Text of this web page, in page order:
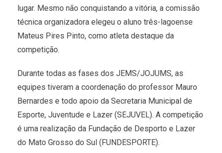
lugar. Mesmo não conquistando a vitória, a comissão
técnica organizadora elegeu o aluno três-lagoense
Mateus Pires Pinto, como atleta destaque da
competição.
Durante todas as fases dos JEMS/JOJUMS, as
equipes tiveram a coordenação do professor Mauro
Bernardes e todo apoio da Secretaria Municipal de
Esporte, Juventude e Lazer (SEJUVEL). A competição
é uma realização da Fundação de Desporto e Lazer
do Mato Grosso do Sul (FUNDESPORTE).